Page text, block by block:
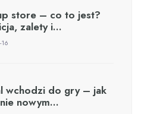
store – co to jest?
zalety i…
wchodzi do gry – jak
nowym…